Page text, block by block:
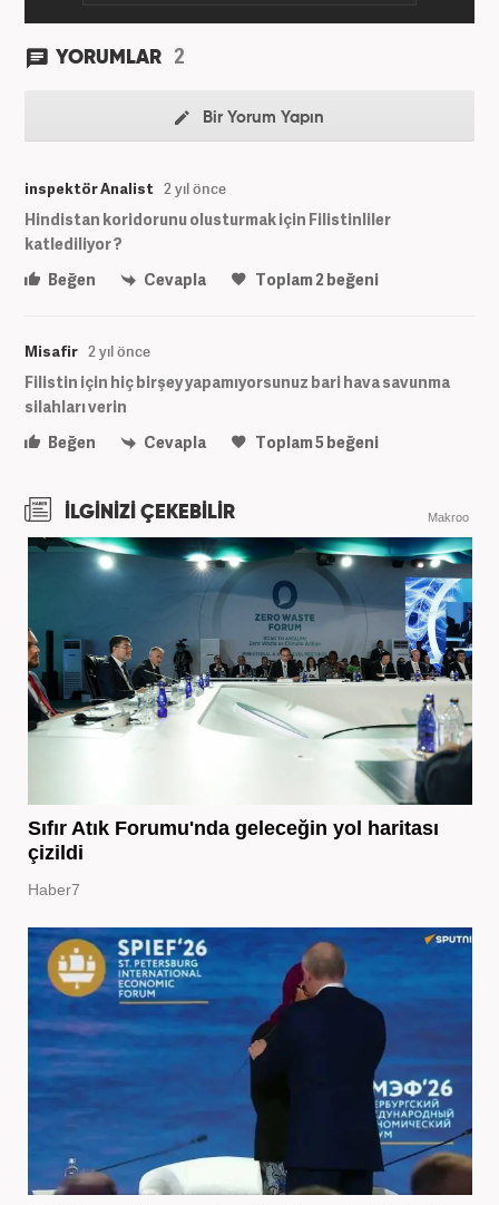
YORUMLAR 2
Bir Yorum Yapın
inspektör Analist 2 yıl önce
Hindistan koridorunu olusturmak için Filistinliler
katlediliyor ?
Beğen
Cevapla Toplam2 beğeni
Misafir 2 yıl önce
Filistin için hiç birşey yapamıyorsunuz bari hava savunma
silahları verin
Beğen
Cevapla Toplam5beğeni
İLGİNİZİ ÇEKEBİLİR Makroo
Sıfır Atık Forumu'nda geleceğin yol haritası
çizildi
Haber7